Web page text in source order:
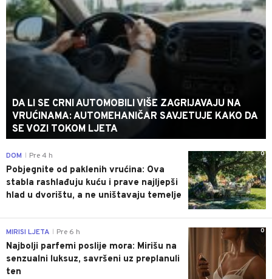
DA LI SE CRNI AUTOMOBILI VIŠE ZAGRIJAVAJU NA
VRUĆINAMA: AUTOMEHANIČAR SAVJETUJE KAKO DA
SE VOZI TOKOM LJETA
0
DOM Pre 4 h
Pobjegnite od paklenih vrućina: Ova
stabla rashlađuju kuću i prave najljepši
hlad u dvorištu, a ne uništavaju temelje
0
MIRISI LJETA Pre 6 h
Najbolji parfemi poslije mora: Mirišu na
senzualni luksuz, savršeni uz preplanuli
ten